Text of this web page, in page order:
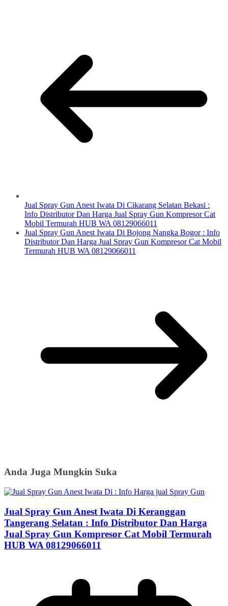
Jual Spray Gun Anest Iwata Di Cikarang Selatan Bekasi :
Info Distributor Dan Harga Jual Spray Gun Kompresor Cat
Mobil Termurah HUB WA 08129066011
Jual Spray Gun Anest Iwata Di Bojong Nangka Bogor : Info
Distributor Dan Harga Jual Spray Gun Kompresor Cat Mobil
Termurah HUB WA 08129066011
Anda Juga Mungkin Suka
Jual Spray Gun Anest Iwata Di Keranggan
Tangerang Selatan : Info Distributor Dan Harga
Jual Spray Gun Kompresor Cat Mobil Termurah
HUB WA 08129066011